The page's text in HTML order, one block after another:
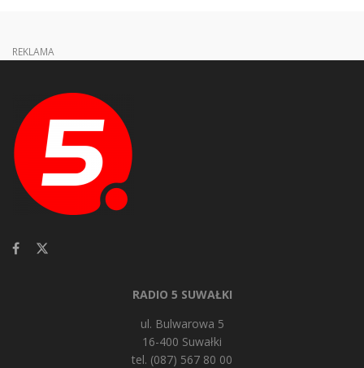
REKLAMA
RADIO 5 SUWAŁKI
ul. Bulwarowa 5
16-400 Suwałki
tel. (087) 567 80 00